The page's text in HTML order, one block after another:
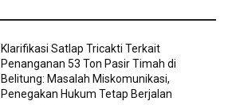
Klarifikasi Satlap Tricakti Terkait
Penanganan 53 Ton Pasir Timah di
Belitung: Masalah Miskomunikasi,
Penegakan Hukum Tetap Berjalan